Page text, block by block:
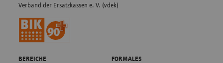
Verband der Ersatzkassen e. V. (vdek)
BEREICHE FORMALES